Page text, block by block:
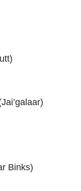
Binks)